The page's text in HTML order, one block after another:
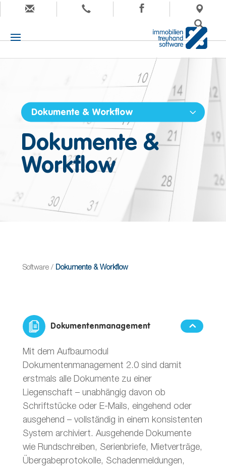
Dokumente & Workflow
Dokumente &
Workflow
Software/ Dokumente & Workflow
Dokumentenmanagement
Mit dem Aufbaumodul
Dokumentenmanagement 2.0 sind damit
erstmals alle Dokumente zu einer
Liegenschaft – unabhängig davon ob
Schriftstücke oder E-Mails, eingehend oder
ausgehend – vollständig in einem konsistenten
System archiviert. Ausgehende Dokumente
wie Rundschreiben, Serienbriefe, Mietverträge,
Übergabeprotokolle, Schadenmeldungen,